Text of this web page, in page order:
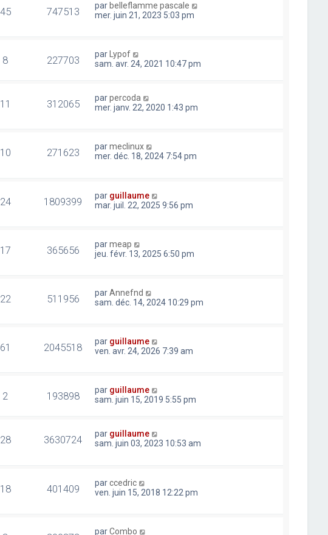
45 747513 par belleflamme pascale
mer. juin 21, 2023 5:03 pm
8 227703 par Lypof
sam. avr. 24, 2021 10:47 pm
11 312065 parpercoda
mer. janv. 22, 2020 1:43 pm
10 271623 parmeclinux
mer. déc. 18, 2024 7:54 pm
24 1809399 par guillaume
mar. juil. 22, 2025 9:56 pm
17 365656 parmeap
jeu. févr. 13, 2025 6:50 pm
22 511956 parAnnefnd
sam. déc. 14, 2024 10:29 pm
61 2045518 par guillaume
ven. avr. 24, 2026 7:39 am
2 193898 par guillaume
sam. juin 15, 2019 5:55 pm
28 3630724 par guillaume
sam. juin 03, 2023 10:53 am
18 401409 parccedric
ven. juin 15, 2018 12:22 pm
parCombo